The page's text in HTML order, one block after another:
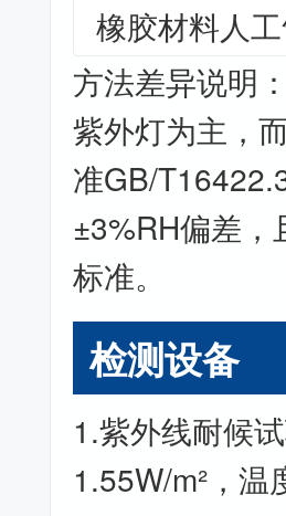
橡胶材料人
方法差异说明
紫外灯为主，
准GB/
±3%RH偏差
标准。
检测设备
1.紫外线耐候
1.55W/m²，温